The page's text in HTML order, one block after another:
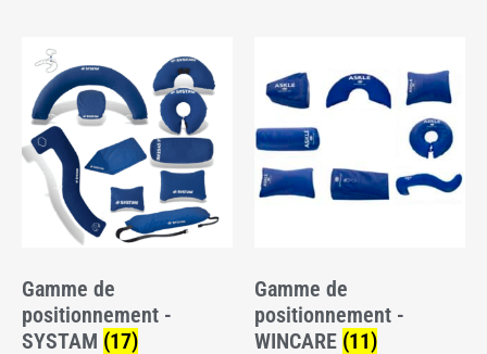
Gamme de
positionnement -
SYSTAM (17)
Gamme de
positionnement -
WINCARE (11)